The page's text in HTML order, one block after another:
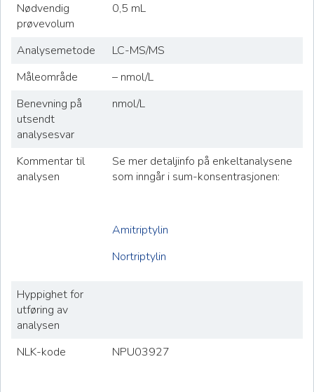
Nødvendig
prøvevolum
0,5 mL
Analysemetode
LC-MS/MS
Måleområde
– nmol/L
Benevning på
utsendt
analysesvar
nmol/L
Kommentar til
analysen
Se mer detaljinfo på enkeltanalysene
som inngår i sum-konsentrasjonen:
Amitriptylin
Nortriptylin
Hyppighet for
utføring av
analysen
NLK-kode
NPU03927